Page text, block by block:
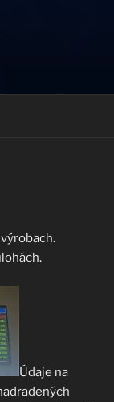
Údaje na